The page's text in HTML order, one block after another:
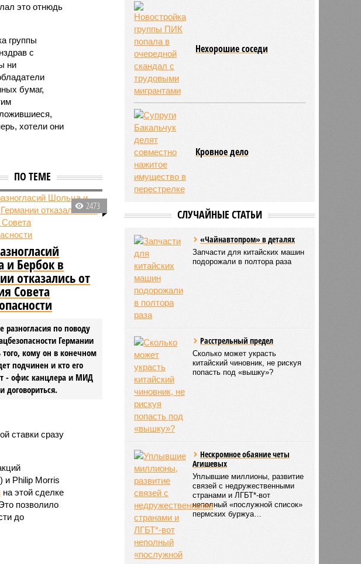
это отнюдь
группы
с
ни
бумаг,
хотели они
ПО ТЕМЕ
2473
и Бербок в
отказались от
Совета
разногласия по поводу
Германии
того, кому он в конечном
подчинен и кто его
- офис канцлера и МИД
договориться.
ставки сразу
и Philip Morris
на этой сделке
позволило
до
Нехорошие соседи
Кровное дело
СЛУЧАЙНЫЕ СТАТЬИ
«Чайнавтопром» в деталях
Запчасти для китайских машин
подорожали в полтора раза
Расстрельный предел
Сколько может украсть
китайский чиновник, не рискуя
попасть под «вышку»?
Нескромное обаяние четы
Агишевых
Уплывшие миллионы, развитие
связей с недружественными
странами и ЛГБТ*-вот
неполный «послужной список»
пермских буржуа…